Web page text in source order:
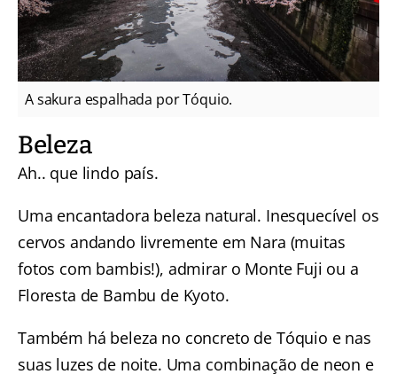
A sakura espalhada por Tóquio.
Beleza
Ah.. que lindo país.
Uma encantadora beleza natural. Inesquecível os
cervos andando livremente em Nara (muitas
fotos com bambis!), admirar o Monte Fuji ou a
Floresta de Bambu de Kyoto.
Também há beleza no concreto de Tóquio e nas
suas luzes de noite. Uma combinação de neon e